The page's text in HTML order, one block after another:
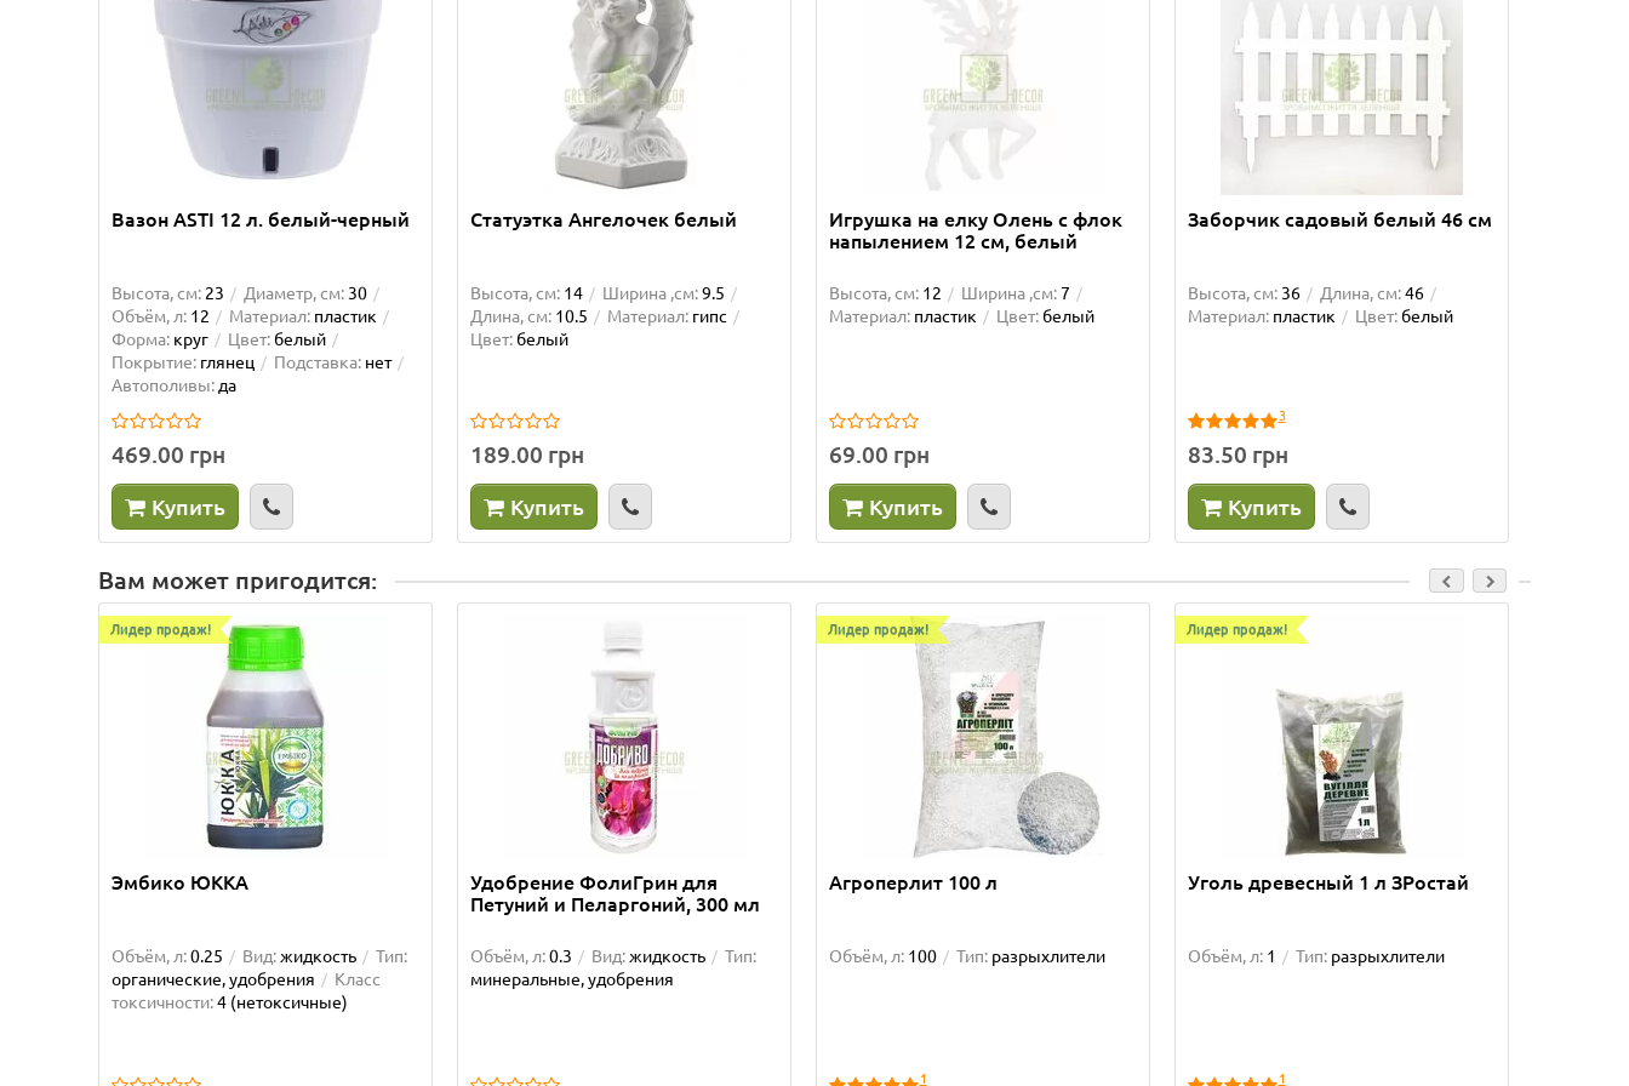
Вазон ASTI 12 л. белый-черный
Высота, см: 23 Диаметр, см: 30
Объём, л: 12 Материал: пластик
Форма: круг Цвет:белый
Покрытие: глянец Подставка: нет
Автополивы: да
469.00 грн
Купить
Статуэтка Ангелочек белый
Высота, см: 14 Ширина ,см:9.5
Длина, см: 10.5 Материал: гипс
Цвет:белый
189.00 грн
Купить
Игрушка на елку Олень с флок
напылением 12 см, белый
Высота, см: 12 Ширина ,см:7
Материал: пластик Цвет:белый
69.00 грн
Купить
Заборчик садовый белый 46 см
Высота, см: 36 Длина, см:46
Материал: пластик Цвет:белый
3
83.50 грн
Купить
Вам может пригодится:
Лидер продаж!
Эмбико ЮККА
Объём, л:0.25 Вид:жидкость
Тип:
органические, удобрения
Класс
токсичности:4 (нетоксичные)
Удобрение ФолиГрин для
Петуний и Пеларгоний, 300 мл
Объём, л:0.3 Вид:жидкость
Тип:
минеральные, удобрения
Лидер продаж!
Агроперлит 100 л
Объём, л: 100 Тип: разрыхлители
1
Лидер продаж!
Уголь древесный 1 л ЗРостай
Объём, л: 1 Тип: разрыхлители
1